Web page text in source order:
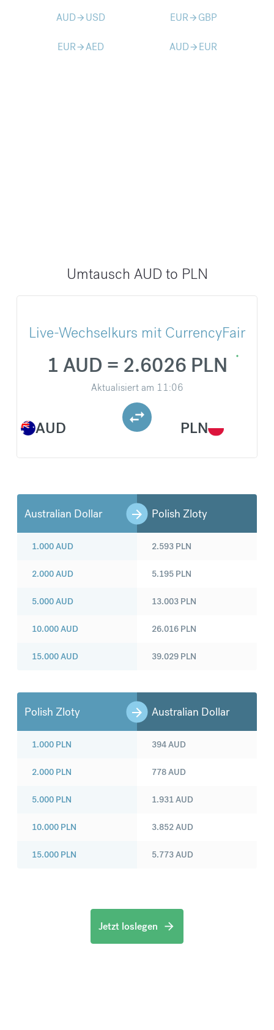
AUDarrow_forward USD EURarrow_forward GBP
EURarrow_forwardAED AUDarrow_forward EUR
Umtausch AUD to PLN
Live-Wechselkurs mit CurrencyFair
AUD
1 AUD = 2.6026 PLN
Aktualisiert am 11:06
PLN
Australian Dollar Polish Zloty
1.000AUD
2.000AUD
5.000AUD
10.000AUD
15.000AUD
2.593 PLN
5.195 PLN
13.003 PLN
26.016 PLN
39.029 PLN
Polish Zloty Australian Dollar
1.000 PLN
2.000 PLN
5.000 PLN
10.000 PLN
15.000 PLN
394AUD
778AUD
1.931AUD
3.852AUD
5.773AUD
Jetzt loslegen